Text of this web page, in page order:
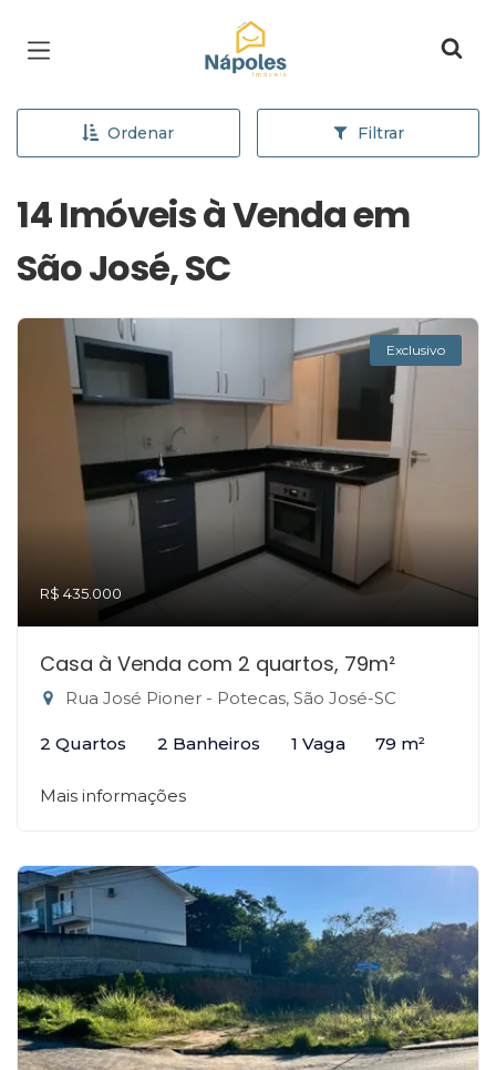
Página inicial
Ordenar Filtrar
14 Imóveis à Venda em
São José, SC
Exclusivo
R$ 435.000
Casa à Venda com 2 quartos, 79m²
Rua José Pioner - Potecas, São José-SC
2 Quartos 2 Banheiros 1 Vaga 79 m²
Mais informações